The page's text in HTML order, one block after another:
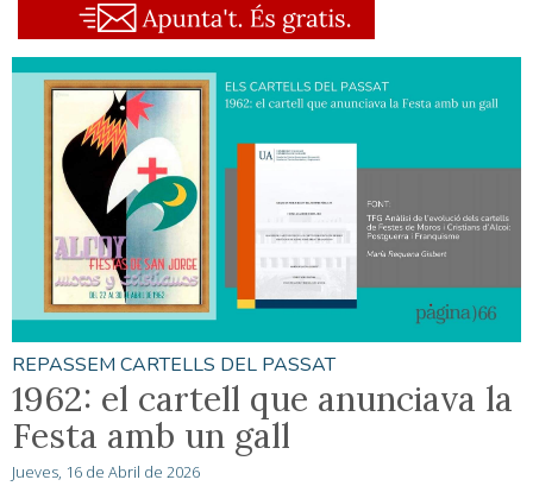
REPASSEM CARTELLS DEL PASSAT
1962: el cartell que anunciava la
Festa amb un gall
Jueves, 16 de Abril de 2026